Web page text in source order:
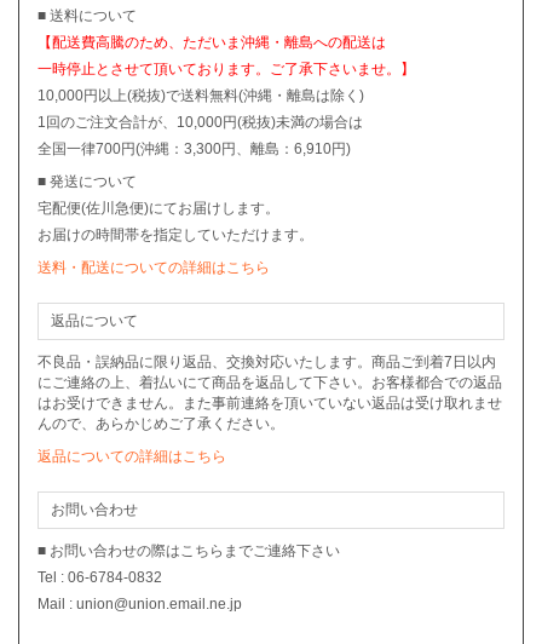
■ 送料について
【配送費高騰のため、ただいま沖縄・離島への配送は
一時停止とさせて頂いております。ご了承下さいませ。】
10,000円以上(税抜)で送料無料(沖縄・離島は除く)
1回のご注文合計が、10,000円(税抜)未満の場合は
全国一律700円(沖縄：3,300円、離島：6,910円)
■ 発送について
宅配便(佐川急便)にてお届けします。
お届けの時間帯を指定していただけます。
送料・配送についての詳細はこちら
返品について
不良品・誤納品に限り返品、交換対応いたします。商品ご到着7日以内
にご連絡の上、着払いにて商品を返品して下さい。お客様都合での返品
はお受けできません。また事前連絡を頂いていない返品は受け取れませ
んので、あらかじめご了承ください。
返品についての詳細はこちら
お問い合わせ
■ お問い合わせの際はこちらまでご連絡下さい
Tel : 06-6784-0832
Mail : union@union.email.ne.jp